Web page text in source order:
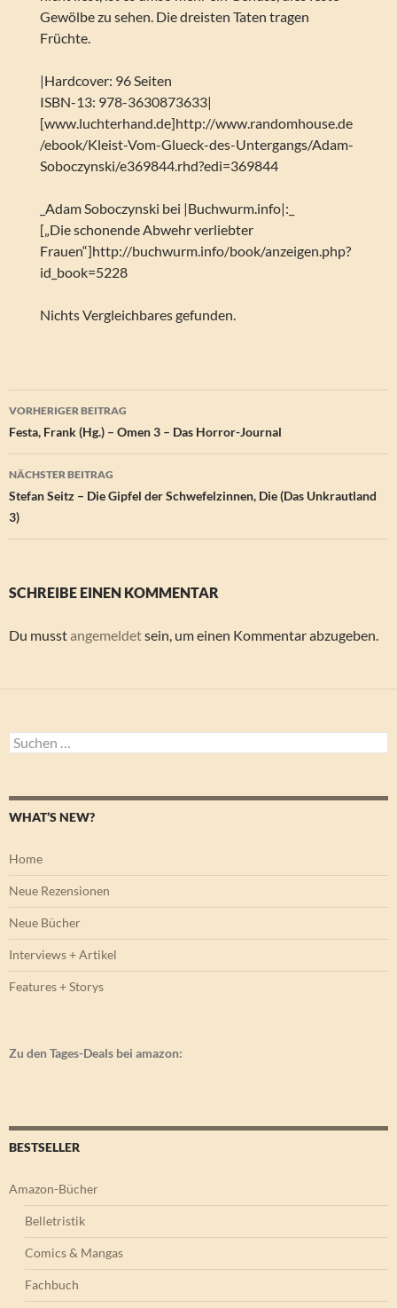
Gewölbe zu sehen. Die dreisten Taten tragen
Früchte.
|Hardcover: 96 Seiten
ISBN-13: 978-3630873633|
[www.luchterhand.de]http://www.randomhouse.de
/ebook/Kleist-Vom-Glueck-des-Untergangs/Adam-
Soboczynski/e369844.rhd?edi=369844
_Adam Soboczynski bei |Buchwurm.info|:_
[„Die schonende Abwehr verliebter
Frauen“]http://buchwurm.info/book/anzeigen.php?
id_book=5228
Nichts Vergleichbares gefunden.
Beitragsnavigation
VORHERIGER BEITRAG
Festa, Frank (Hg.) – Omen 3 – Das Horror-Journal
NÄCHSTER BEITRAG
Stefan Seitz – Die Gipfel der Schwefelzinnen, Die (Das Unkrautland
3)
SCHREIBE EINEN KOMMENTAR
Du musstangemeldetsein, um einen Kommentar abzugeben.
Suchen
nach:
WHAT’S NEW?
Home
Neue Rezensionen
Neue Bücher
Interviews + Artikel
Features + Storys
Zu den Tages-Deals bei amazon:
BESTSELLER
Amazon-Bücher
Belletristik
Comics & Mangas
Fachbuch